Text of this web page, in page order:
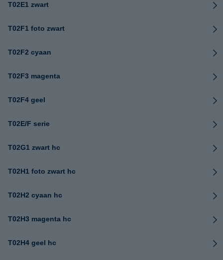
T02E1 zwart
T02F1 foto zwart
T02F2 cyaan
T02F3 magenta
T02F4 geel
T02E/F serie
T02G1 zwart hc
T02H1 foto zwart hc
T02H2 cyaan hc
T02H3 magenta hc
T02H4 geel hc